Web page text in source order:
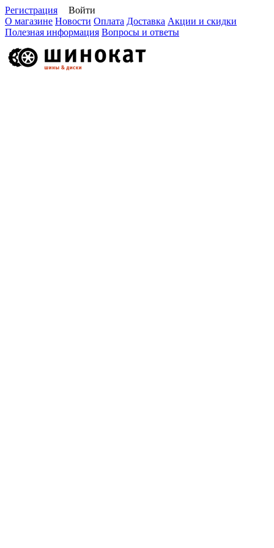
Регистрация
Войти
О магазине Новости Оплата Доставка Акции и скидки
Полезная информация Вопросы и ответы